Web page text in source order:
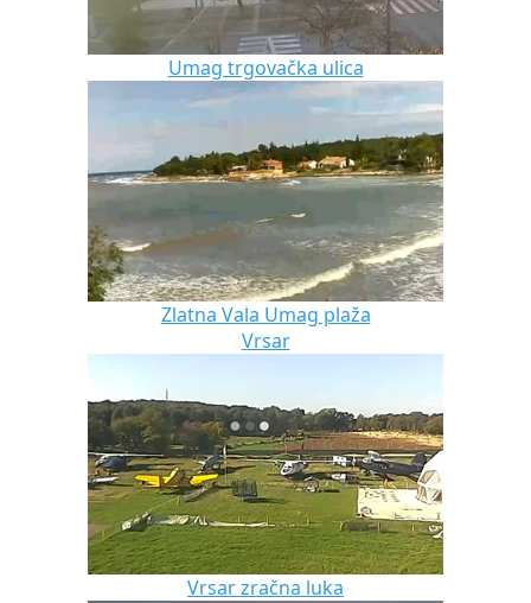
Umag trgovačka ulica
Zlatna Vala Umag plaža
Vrsar
Vrsar zračna luka